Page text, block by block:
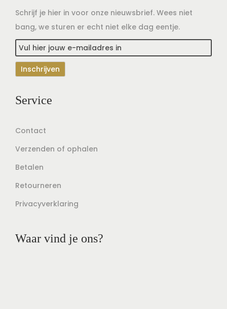
Schrijf je hier in voor onze nieuwsbrief. Wees niet
bang, we sturen er echt niet elke dag eentje.
Service
Contact
Verzenden of ophalen
Betalen
Retourneren
Privacyverklaring
Waar vind je ons?